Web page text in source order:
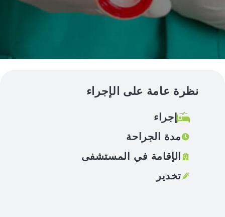
نظرة عامة على الإجراء
إجراء
مدة الجراحة
الإقامة في المستشفى
تخدير